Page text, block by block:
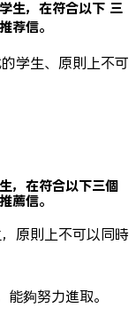
生，在符合以下 三
荐信。
学生、原則上不可
，在符合以下三個
薦信。
原則上不可以同時
夠努力進取。